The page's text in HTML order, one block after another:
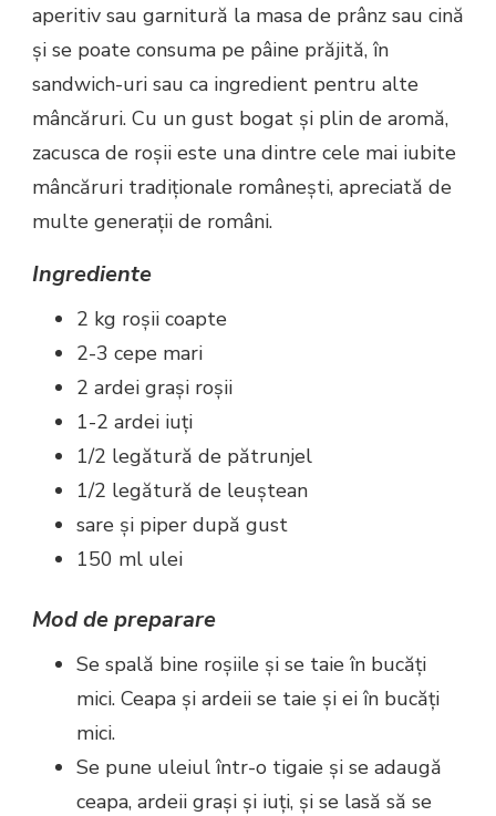
aperitiv sau garnitură la masa de prânz sau cină
și se poate consuma pe pâine prăjită, în
sandwich-uri sau ca ingredient pentru alte
mâncăruri. Cu un gust bogat și plin de aromă,
zacusca de roșii este una dintre cele mai iubite
mâncăruri tradiționale românești, apreciată de
multe generații de români.
Ingrediente
2 kg roșii coapte
2-3 cepe mari
2 ardei grași roșii
1-2 ardei iuți
1/2 legătură de pătrunjel
1/2 legătură de leuștean
sare și piper după gust
150 ml ulei
Mod de preparare
Se spală bine roșiile și se taie în bucăți
mici. Ceapa și ardeii se taie și ei în bucăți
mici.
Se pune uleiul într-o tigaie și se adaugă
ceapa, ardeii grași și iuți, și se lasă să se